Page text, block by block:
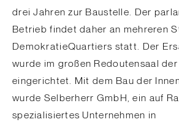
drei Jahren zur Baustelle. Der
Betrieb findet daher an mehreren
DemokratieQuartiers statt. Der
wurde im großen Redoutensaal
eingerichtet. Mit dem Bau der
wurde Selberherr GmbH, ein auf
spezialisiertes Unternehmen in